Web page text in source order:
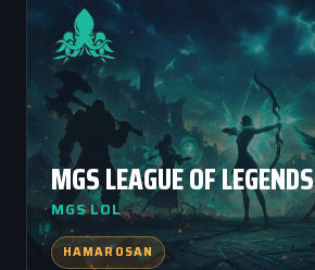
MGS LEAGUE OF LEGENDS
MGS LOL
HAMAROSAN